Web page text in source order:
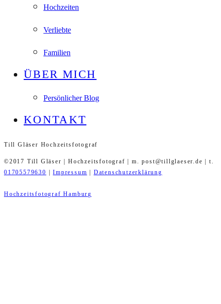
Hochzeiten
Verliebte
Familien
ÜBER MICH
Persönlicher Blog
KONTAKT
Till Gläser Hochzeitsfotograf
©2017 Till Gläser | Hochzeitsfotograf | m. post@tillglaeser.de | t.
01705579630
|Impressum Datenschutzerklärung
Hochzeitsfotograf Hamburg